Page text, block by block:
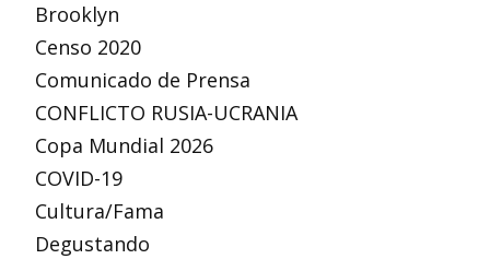
Brooklyn
Censo 2020
Comunicado de Prensa
CONFLICTO RUSIA-UCRANIA
Copa Mundial 2026
COVID-19
Cultura/Fama
Degustando